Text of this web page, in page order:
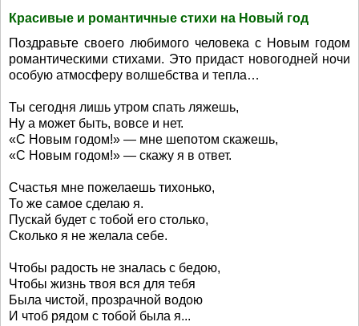
Красивые и романтичные стихи на Новый год
Поздравьте своего любимого человека с Новым годом
романтическими стихами. Это придаст новогодней ночи
особую атмосферу волшебства и тепла…
Ты сегодня лишь утром спать ляжешь,
Ну а может быть, вовсе и нет.
«С Новым годом!» — мне шепотом скажешь,
«С Новым годом!» — скажу я в ответ.
Счастья мне пожелаешь тихонько,
То же самое сделаю я.
Пускай будет с тобой его столько,
Сколько я не желала себе.
Чтобы радость не зналась с бедою,
Чтобы жизнь твоя вся для тебя
Была чистой, прозрачной водою
И чтоб рядом с тобой была я...